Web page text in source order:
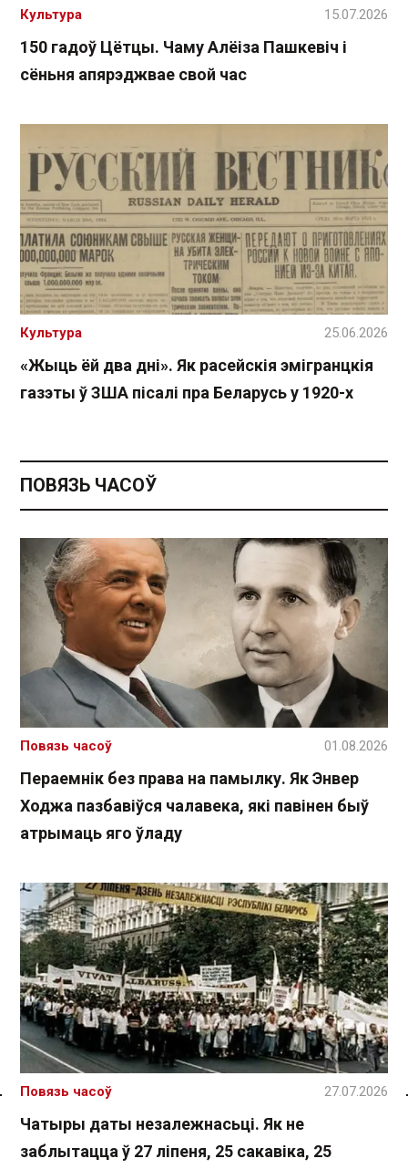
Спасылка без VPN
150 гадоў Цётцы. Чаму Алёіза Пашкевіч і
сёньня апярэджвае свой час
Культура 15.07.2026
«Жыць ёй два дні». Як расейскія эмігранцкія
газэты ў ЗША пісалі пра Беларусь у 1920-х
Культура 25.06.2026
ПОВЯЗЬ ЧАСОЎ
Пераемнік без права на памылку. Як Энвер
Ходжа пазбавіўся чалавека, які павінен быў
атрымаць яго ўладу
Повязь часоў 01.08.2026
Чатыры даты незалежнасьці. Як не
заблытацца ў 27 ліпеня, 25 сакавіка, 25
Повязь часоў 27.07.2026